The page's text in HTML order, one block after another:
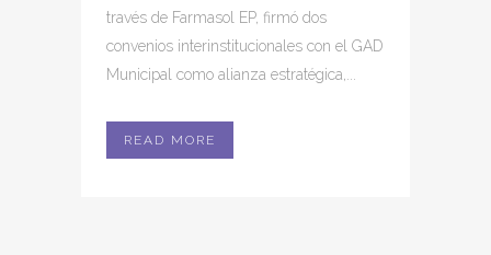
través de Farmasol EP, firmó dos
convenios interinstitucionales con el GAD
Municipal como alianza estratégica,...
READ MORE